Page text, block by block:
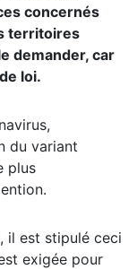
concernés
territoires
demander, car
loi.
du variant
plus
il est stipulé ceci
exigée pour